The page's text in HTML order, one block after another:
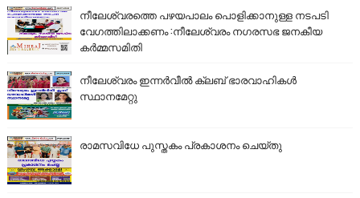
നീലേശ്വരത്തെ പഴയപാലം പൊളിക്കാനുള്ള നടപടി
വേഗത്തിലാക്കണം :നീലേശ്വരം നഗരസഭ ജനകീയ
കർമ്മസമിതി
നീലേശ്വരം ഇന്നർവീൽ ക്ലബ് ഭാരവാഹികൾ
സ്ഥാനമേറ്റു
രാമസവിധേ പുസ്തകം പ്രകാശനം ചെയ്തു